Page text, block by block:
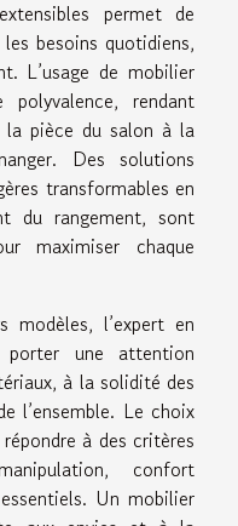
permet de
besoins quotidiens,
L’usage de mobilier
polyvalence, rendant
la pièce du salon à la
Des solutions
transformables en
du rangement, sont
maximiser chaque
modèles, l’expert en
une attention
à la solidité des
l’ensemble. Le choix
à des critères
confort
Un mobilier